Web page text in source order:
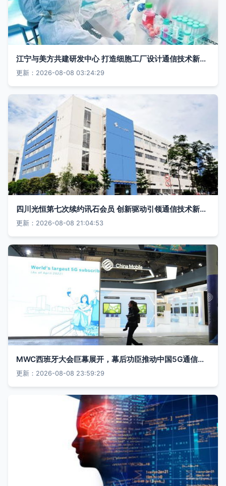
江宁与美方共建研发中心 打造细胞工厂设计通信技术新篇章
更新：2026-08-08 03:24:29
四川光恒第七次续约讯石会员 创新驱动引领通信技术新时代
更新：2026-08-08 21:04:53
MWC西班牙大会巨幕展开，幕后功臣推动中国5G通信技术崛起
更新：2026-08-08 23:59:29